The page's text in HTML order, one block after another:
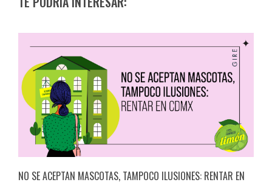
NO SE ACEPTAN MASCOTAS, TAMPOCO ILUSIONES: RENTAR EN